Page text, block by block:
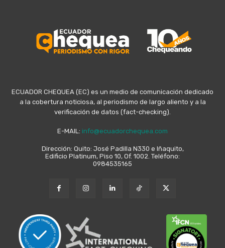
ECUADOR CHEQUEA (EC) es un medio de comunicación dedicado
a la cobertura noticiosa, al periodismo de largo aliento y a la
verificación de datos (fact-checking).
E-MAIL: info@ecuadorchequea.com
Dirección: Quito: José Padilla N330 e Iñaquito,
Edificio Platinum, Piso 10, Of. 1002. Teléfono:
0984535165